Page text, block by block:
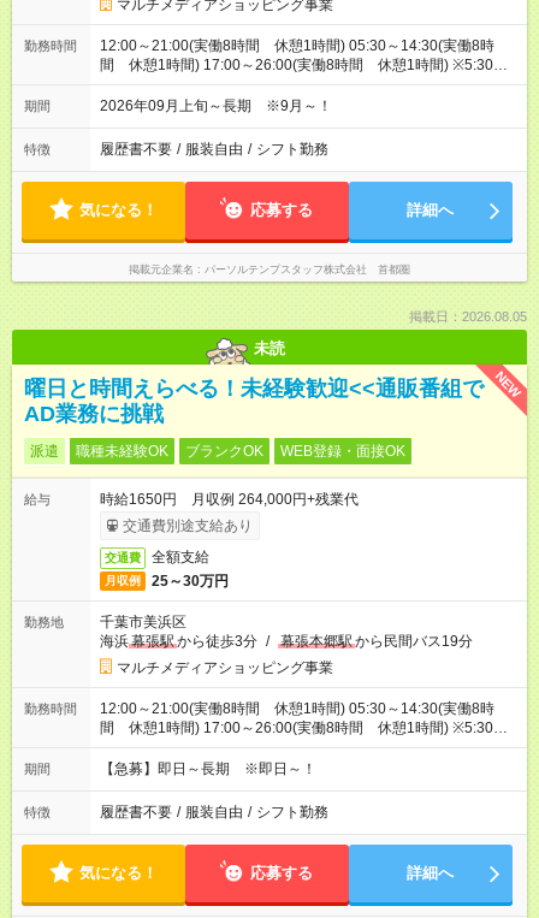
マルチメディアショッピング事業
勤務時間
12:00～21:00(実働8時間 休憩1時間) 05:30～14:30(実働8時
間 休憩1時間) 17:00～26:00(実働8時間 休憩1時間) ※5:30～
26:00の間で時間相談できます！
期間 2026年09月上旬～長期 ※9月～！
特徴 履歴書不要 / 服装自由 / シフト勤務
気になる！ 応募する 詳細へ
掲載元企業名 パーソルテンプスタッフ株式会社 首都圏
掲載日：2026.08.05
未読
NEW
曜日と時間えらべる！未経験歓迎<<通販番組で
AD業務に挑戦
派遣 職種未経験OK ブランクOK WEB登録・面接OK
給与
時給1650円 月収例 264,000円+残業代
交通費別途支給あり
交通費 全額支給
月収例 25～30万円
勤務地
千葉市美浜区
海浜幕張駅から徒歩3分 / 幕張本郷駅から民間バス19分
マルチメディアショッピング事業
勤務時間
12:00～21:00(実働8時間 休憩1時間) 05:30～14:30(実働8時
間 休憩1時間) 17:00～26:00(実働8時間 休憩1時間) ※5:30～
26:00の間で時間相談できます！
期間 【急募】即日～長期 ※即日～！
特徴 履歴書不要 / 服装自由 / シフト勤務
気になる！ 応募する 詳細へ